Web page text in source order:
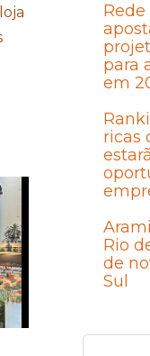
para
em
ricas
Rio
de
Sul